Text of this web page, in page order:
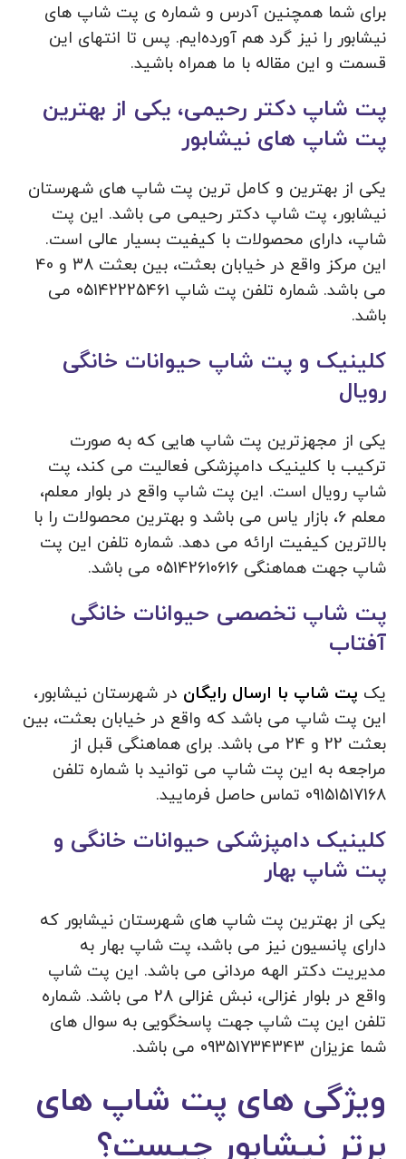
برای شما همچنین آدرس و شماره ی پت شاپ های
نیشابور را نیز گرد هم آورده‌ایم. پس تا انتهای این
قسمت و این مقاله با ما همراه باشید.
پت شاپ دکتر رحیمی، یکی از بهترین
پت شاپ های نیشابور
یکی از بهترین و کامل ترین پت شاپ های شهرستان
نیشابور، پت شاپ دکتر رحیمی می باشد. این پت
شاپ، دارای محصولات با کیفیت بسیار عالی است.
این مرکز واقع در خیابان بعثت، بین بعثت 38 و 40
می باشد. شماره تلفن پت شاپ 05142225461 می
باشد.
کلینیک و پت شاپ حیوانات خانگی
رویال
یکی از مجهزترین پت شاپ هایی که به صورت
ترکیب با کلینیک دامپزشکی فعالیت می کند، پت
شاپ رویال است. این پت شاپ واقع در بلوار معلم،
معلم 6، بازار یاس می باشد و بهترین محصولات را با
بالاترین کیفیت ارائه می دهد. شماره تلفن این پت
شاپ جهت هماهنگی 05142610616 می باشد.
پت شاپ تخصصی حیوانات خانگی
آفتاب
یک پت شاپ با ارسال رایگان در شهرستان نیشابور،
این پت شاپ می باشد که واقع در خیابان بعثت، بین
بعثت 22 و 24 می باشد. برای هماهنگی قبل از
مراجعه به این پت شاپ می توانید با شماره تلفن
09151517168 تماس حاصل فرمایید.
کلینیک دامپزشکی حیوانات خانگی و
پت شاپ بهار
یکی از بهترین پت شاپ های شهرستان نیشابور که
دارای پانسیون نیز می باشد، پت شاپ بهار به
مدیریت دکتر الهه مردانی می باشد. این پت شاپ
واقع در بلوار غزالی، نبش غزالی 28 می باشد. شماره
تلفن این پت شاپ جهت پاسخگویی به سوال های
شما عزیزان 09351734343 می باشد.
ویژگی های پت شاپ های
برتر نیشابور چیست؟